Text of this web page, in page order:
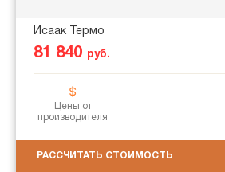
Исаак Термо
81 840 руб.
Цены от
производителя
РАССЧИТАТЬ СТОИМОСТЬ